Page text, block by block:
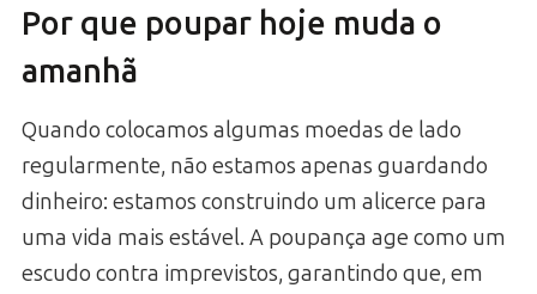
Por que poupar hoje muda o
amanhã
Quando colocamos algumas moedas de lado
regularmente, não estamos apenas guardando
dinheiro: estamos construindo um alicerce para
uma vida mais estável. A poupança age como um
escudo contra imprevistos, garantindo que, em